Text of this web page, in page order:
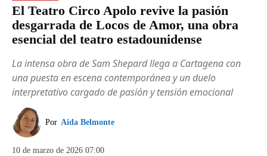
El Teatro Circo Apolo revive la pasión
desgarrada de Locos de Amor, una obra
esencial del teatro estadounidense
La intensa obra de Sam Shepard llega a Cartagena con
una puesta en escena contemporánea y un duelo
interpretativo cargado de pasión y tensión emocional
Por Aida Belmonte
10 de marzo de 2026 07:00